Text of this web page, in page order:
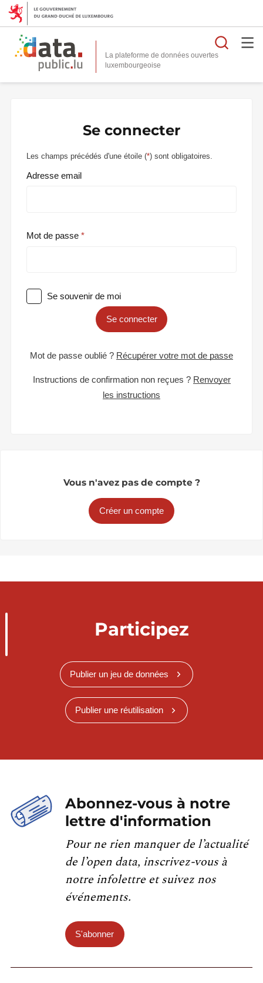
La plateforme de données ouvertes
Se connecter
Les champs précédés d'une étoile (*) sont obligatoires.
Adresse email
Mot de passe
Se souvenir de moi
Se connecter
Mot de passe oublié ? Récupérer votre mot de passe
Instructions de confirmation non reçues ? Renvoyer
les instructions
Vous n'avez pas de compte ?
Créer un compte
Participez
Publier un jeu de données
Publier une réutilisation
Abonnez-vous à notre
lettre d'information
Pour ne rien manquer de l’actualité
de l’open data, inscrivez-vous à
notre infolettre et suivez nos
événements.
S'abonner